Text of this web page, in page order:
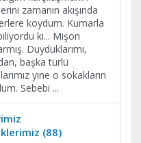
zamanın akışında
koydum. Kumarla
ki... Mişon
Duyduklarımı,
başka türlü
yine o sokakların
Sebebi ...
(88)